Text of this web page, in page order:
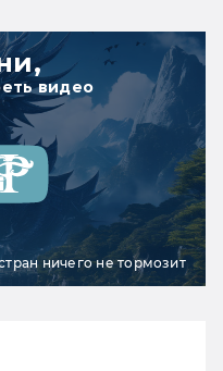
видео
ничего не тормозит